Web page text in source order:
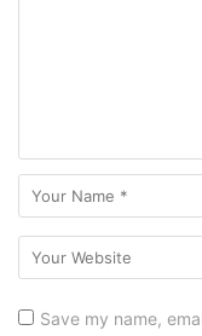
Save my name,